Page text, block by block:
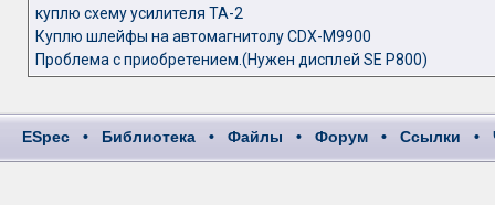
куплю схему усилителя TA-2
Куплю шлейфы на автомагнитолу CDX-M9900
Проблема с приобретением.(Нужен дисплей SE P800)
ESpec • Библиотека • Файлы • Форум • Ссылки •